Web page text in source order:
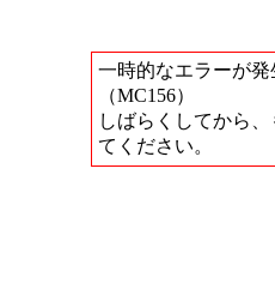
一時的なエラーが発
（MC156）
しばらくしてから
てください。